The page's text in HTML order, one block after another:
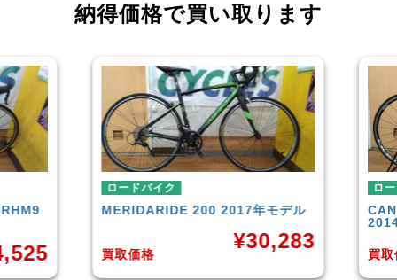
納得価格で買い取ります
ロードバイク
MERIDARIDE 200 2017年モデル
買取価格
¥30,283
ロー
買取